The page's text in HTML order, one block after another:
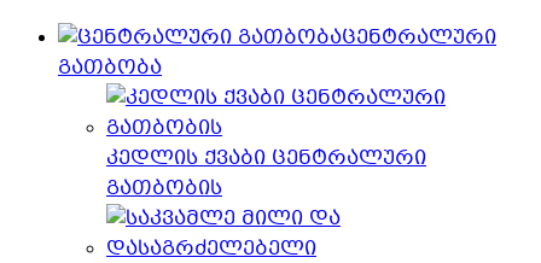
ცენტრალური
გათბობა
კედლის ქვაბი ცენტრალური
გათბობის